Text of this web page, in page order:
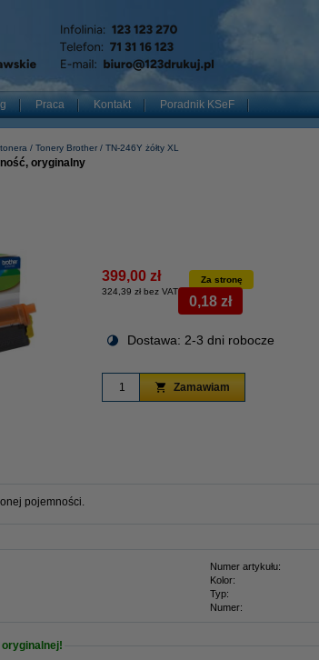
Praca Kontakt Poradnik KSeF
Tonery Brother TN-246Y żółty XL
oryginalny
399,00 zł
324,39 zł bez VAT
Za stronę
0,18 zł
Dostawa: 2-3 dni robocze
Zamawiam
pojemności.
Numer artykułu:
Kolor:
Typ:
Numer: